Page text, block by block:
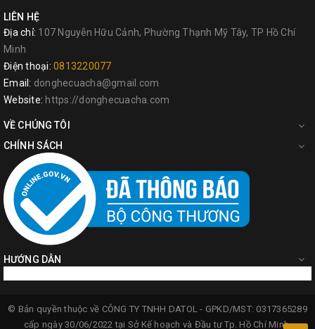
LIÊN HỆ
Địa chỉ: 107 Nguyễn Hữu Cảnh, Phường Thạnh Mỹ Tây, TP Hồ Chí
Minh
Điện thoại: 0813220077
Email: donghecuacha@gmail.com
Website: https://donghecuacha.com
VỀ CHÚNG TÔI
CHÍNH SÁCH
HƯỚNG DẪN
© Bản quyền thuộc về CÔNG TY TNHH DATOL - GPKD/MST: 0317365289
cấp ngày 30/06/2022 tại Sở Kế hoạch và Đầu tư Tp. Hồ Chí Minh.